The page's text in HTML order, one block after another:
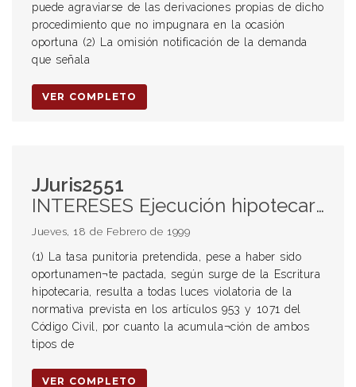
puede agraviarse de las derivaciones propias de dicho
procedimiento que no impugnara en la ocasión
oportuna (2) La omisión notificación de la demanda
que señala
VER COMPLETO
JJuris2551
INTERESES Ejecución hipotecaria (1) (2) Tasa de interés punitorio pactada excesiva EJECUCION HIPOTECARIA Interés pactado (1) (2) Tasa excesiva
Jueves, 18 de Febrero de 1999
(1) La tasa punitoria pretendida, pese a haber sido
oportunamen¬te pactada, según surge de la Escritura
hipotecaria, resulta a todas luces violatoria de la
normativa prevista en los artículos 953 y 1071 del
Código Civil, por cuanto la acumula¬ción de ambos
tipos de
VER COMPLETO